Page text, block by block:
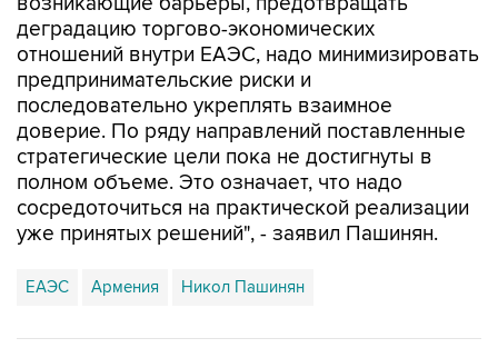
деградацию торгово-экономических
отношений внутри ЕАЭС, надо минимизировать
предпринимательские риски и
последовательно укреплять взаимное
доверие. По ряду направлений поставленные
стратегические цели пока не достигнуты в
полном объеме. Это означает, что надо
сосредоточиться на практической реализации
уже принятых решений", - заявил Пашинян.
ЕАЭС Армения Никол Пашинян